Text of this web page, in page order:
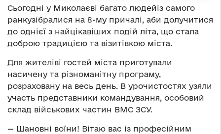
Сьогодні у Миколаєві багато людейіз самого
ранкузібралися на 8-му причалі, аби долучитися
до однієї з найцікавіших подій літа, що стала
доброю традицією та візитівкою міста.
Для жителіві гостей міста приготували
насичену та різноманітну програму,
розраховану на весь день. В урочистостях узяли
участь представники командування, особовий
склад військових частин ВМС ЗСУ.
— Шановні воїни! Вітаю вас із професійним